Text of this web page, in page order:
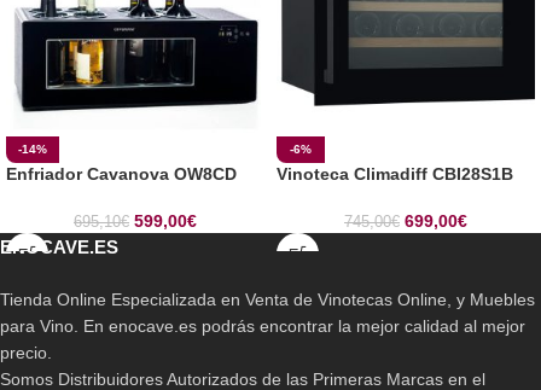
-14%
Enfriador Cavanova OW8CD
695,10€ 599,00€
-6%
Vinoteca Climadiff CBI28S1B
745,00€ 699,00€
ENOCAVE.ES
Tienda Online Especializada en Venta de Vinotecas Online, y Muebles
para Vino. En enocave.es podrás encontrar la mejor calidad al mejor
precio.
Somos Distribuidores Autorizados de las Primeras Marcas en el